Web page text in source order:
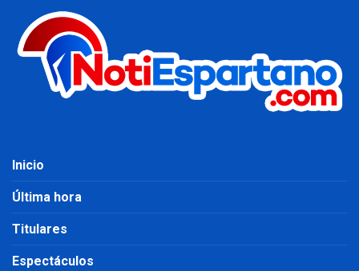
Inicio
Última hora
Titulares
Espectáculos